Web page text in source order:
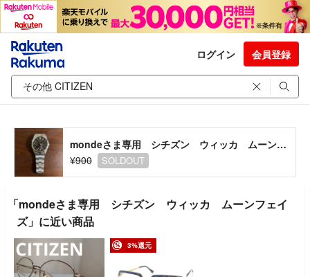
ログイン 会員登録
mondeさま専用 シチズン ウィッカ ムーンフェイズ
¥900
SOLDOUT
「mondeさま専用 シチズン ウィッカ ムーンフェイ
ズ」に近い商品
3%還元